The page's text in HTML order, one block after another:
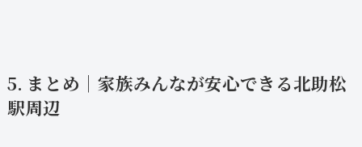
5. まとめ｜家族みんなが安心できる北助松
駅周辺